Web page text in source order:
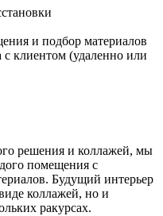
и подбор материалов
с клиентом (удаленно или
решения и коллажей, мы
помещения с
Будущий интерьер
коллажей, но и
ракурсах.